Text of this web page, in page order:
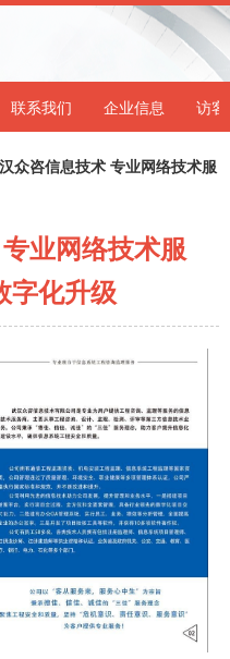
联系我们 企业信息 访客
众咨信息技术 专业网络技术服
业网络技术服
字化升级